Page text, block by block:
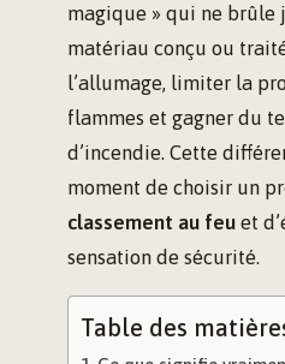
magique » qui ne brûle
matériau conçu ou
l’allumage, limiter la
flammes et gagner du
d’incendie. Cette
moment de choisir un
classement au feu et
sensation de sécurité.
Table des